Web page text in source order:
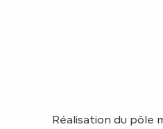
Réalisation du pôle